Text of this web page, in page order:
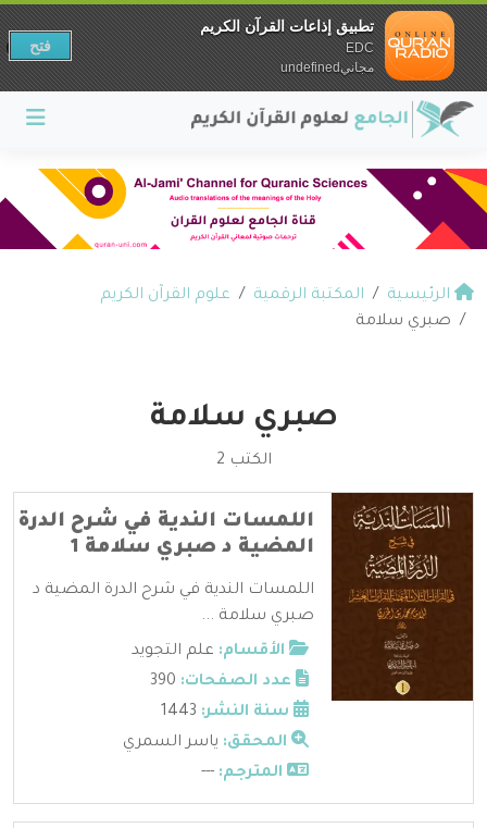
الرئيسية المكتبة الرقمية
علوم القرآن الكريم
صبري سلامة
صبري سلامة
الكتب 2
اللمسات الندية في شرح الدرة
المضية د صبري سلامة 1
اللمسات الندية في شرح الدرة المضية د
صبري سلامة ...
الأقسام: علم التجويد
عدد الصفحات:
سنة النشر:
المحقق: ياسر السمري
المترجم: ---
تطبيق إذاعات القرآن الكريم
EDC
مجانيundefined
فتح